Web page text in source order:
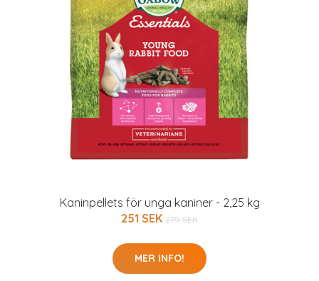
Kaninpellets för unga kaniner - 2,25 kg
251 SEK 279 SEK
MER INFO!